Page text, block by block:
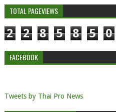
TOTAL PAGEVIEWS
2 2 8 5 8 5 0
FACEBOOK
Tweets by Thai Pro News